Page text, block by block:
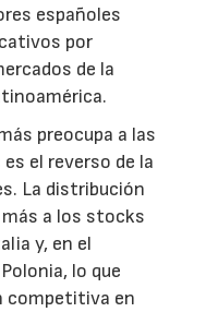
españoles
por
de la
preocupa a las
el reverso de la
La distribución
a los stocks
y, en el
lo que
competitiva en